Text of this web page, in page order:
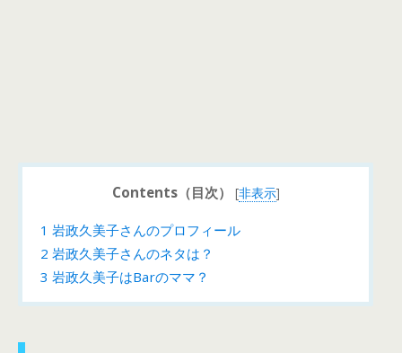
Contents（目次） [非表示]
1 岩政久美子さんのプロフィール
2 岩政久美子さんのネタは？
3 岩政久美子はBarのママ？